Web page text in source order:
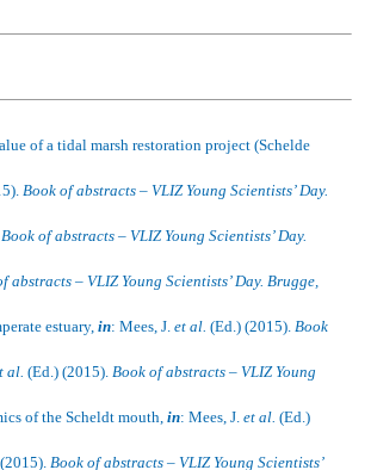
of a tidal marsh restoration project (Schelde
Book of abstracts – VLIZ Young Scientists’ Day.
Book of abstracts – VLIZ Young Scientists’ Day.
abstracts – VLIZ Young Scientists’ Day. Brugge,
estuary, in: Mees, J. et al. (Ed.) (2015). Book
al. (Ed.) (2015). Book of abstracts – VLIZ Young
of the Scheldt mouth, in: Mees, J. et al. (Ed.)
Book of abstracts – VLIZ Young Scientists’